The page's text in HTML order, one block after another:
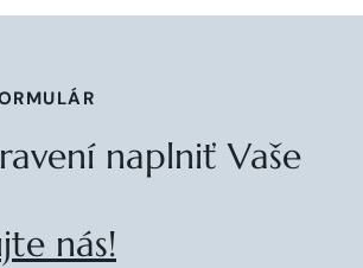
naplniť Vaše
nás!